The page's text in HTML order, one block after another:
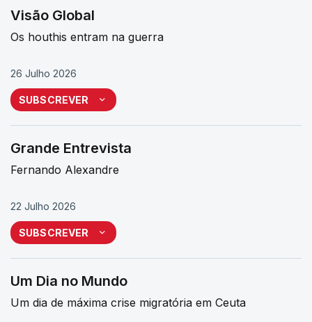
Visão Global
Os houthis entram na guerra
26 Julho 2026
SUBSCREVER
Grande Entrevista
Fernando Alexandre
22 Julho 2026
SUBSCREVER
Um Dia no Mundo
Um dia de máxima crise migratória em Ceuta